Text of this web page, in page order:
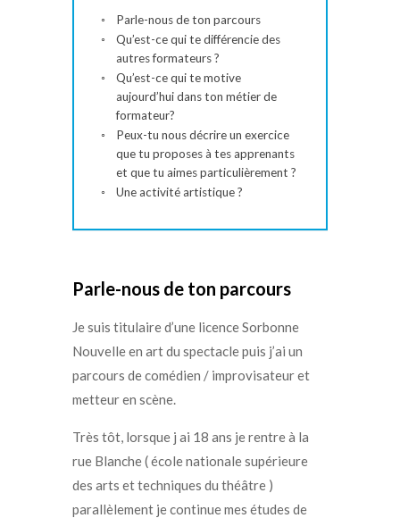
Parle-nous de ton parcours
Qu’est-ce qui te différencie des
autres formateurs ?
Qu’est-ce qui te motive
aujourd’hui dans ton métier de
formateur?
Peux-tu nous décrire un exercice
que tu proposes à tes apprenants
et que tu aimes particulièrement ?
Une activité artistique ?
Parle-nous de ton parcours
Je suis titulaire d’une licence Sorbonne
Nouvelle en art du spectacle puis j’ai un
parcours de comédien / improvisateur et
metteur en scène.
Très tôt, lorsque j ai 18 ans je rentre à la
rue Blanche ( école nationale supérieure
des arts et techniques du théâtre )
parallèlement je continue mes études de